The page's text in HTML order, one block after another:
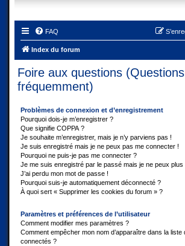
FAQ
Index du forum
Foire aux questions
fréquemment)
Problèmes de connexion et d’enregistrement
Pourquoi dois-je m’enregistrer ?
Que signifie COPPA ?
Je souhaite m’enregistrer, mais je n’y parviens pas !
Je suis enregistré mais je ne peux pas me connecter !
Pourquoi ne puis-je pas me connecter ?
Je me suis enregistré par le passé mais je ne peux plus
J’ai perdu mon mot de passe !
Pourquoi suis-je automatiquement déconnecté ?
À quoi sert « Supprimer les cookies du forum » ?
Paramètres et préférences de l’utilisateur
Comment modifier mes paramètres ?
Comment empêcher mon nom d’apparaître dans la liste
connectés ?